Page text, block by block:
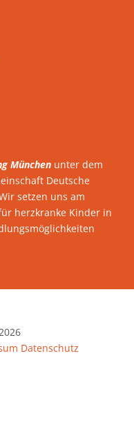
München unter dem
Deutsche
setzen uns am
herzkranke Kinder in
Datenschutz